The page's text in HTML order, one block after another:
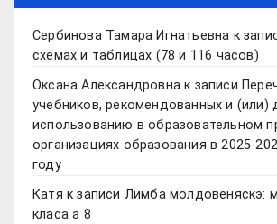
Сербинова Тамара Игнатьевна к
схемах и таблицах (78 и 116 часов)
Оксана Александровна к записи
учебников, рекомендованных и (или)
использованию в образовательном
организациях образования в 2025-
году
Катя к записи Лимба молдовеняскэ:
класа а 8